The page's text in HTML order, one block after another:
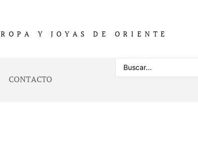
ROPA Y JOYAS DE ORIENTE
CONTACTO